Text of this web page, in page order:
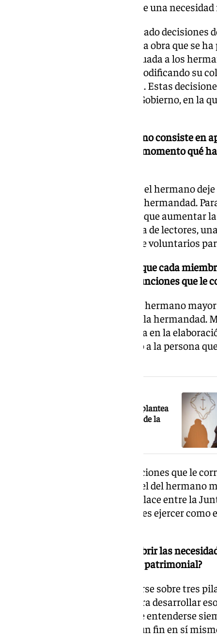
porque eso demuestra que existe una necesidad
En los últimos años se han tomado decisiones
los hermanos. Hemos vivido una obra que se
años sin una información adecuada a los
terciopelo del manto, incluso modificando su
proyecto ni expresar su opinión. Estas
mandato de la actual Junta de Gobierno, en la
-Creemos que la transparencia no consiste en
hermano debe conocer en todo momento qué
Nuestra candidatura busca que el hermano
ser protagonista de la vida de la hermandad.
de hermanos en los cultos para que aumentar
También crearemos una escuela de lectores,
polifónica y un extenso grupo de voluntarios
-¿Qué propone para garantizar que cada
dedique exclusivamente a las funciones que le
Siempre he dicho que no soy un hermano
intervenir en todas las áreas de la
sido participar de forma decisiva en la
ahí, seleccionar para cada cargo a la persona
La candidatura Feliciano Fernández plantea
una bolsa de empleo para hermanos de la
Cada miembro asumirá las funciones que le
Reglas de la hermandad. El papel del hermano
coordinar al equipo, servir de enlace entre la
pienso que mi primera función es ejercer
-¿Dónde sitúa el límite entre cubrir las
hermandad y caer en un exceso patrimonial?
Una hermandad debe sustentarse sobre tres
acción social y la formación. Para desarrollar
medios, pero el patrimonio debe entenderse
servicio del culto, nunca como un fin en sí